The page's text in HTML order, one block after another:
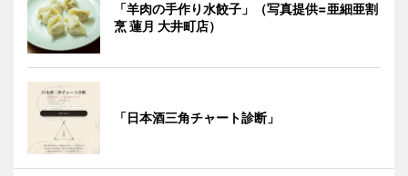
「羊肉の手作り水餃子」（写真提供=亜細亜割
烹 蓮月 大井町店）
「日本酒三角チャート診断」